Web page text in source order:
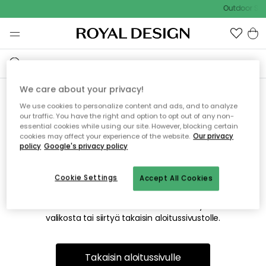
Outdoor
Emme valitettavasti löydä
etsimääsi sivua
Tämä voi johtua siitä, että sivua ei enää ole tai siitä, että se
on siirretty muualle. Pahoittelemme tästä mahdollisesti
valikosta tai siirtyä takaisin aloitussivustolle.
Takaisin aloitussivulle
We care about your privacy!
We use cookies to personalize content and ads, and to analyze
our traffic. You have the right and option to opt out of any non-
essential cookies while using our site. However, blocking certain
cookies may affect your experience of the website. Our privacy
policy Google's privacy policy
Accept All Cookies
Cookie Settings